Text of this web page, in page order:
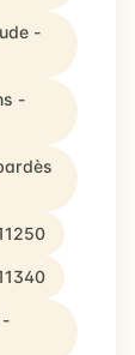
-
-
-